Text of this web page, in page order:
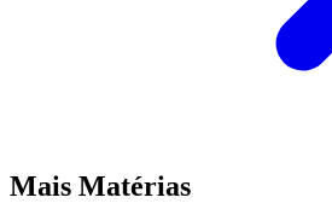
Mais Matérias